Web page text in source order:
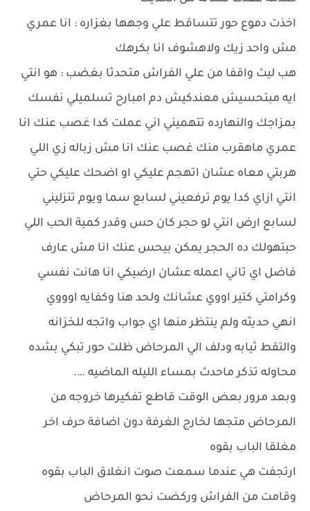
اخذت دموع حور تتساقط علي وجهها بغزاره : انا عمري
مش واحد زيك ولاهشوف انا بكرهك
هب ليث واقفا من علي الفراش متحدثا بغضب : هو انتي
ايه مبتحسيش معندكيش دم امبارح تسلميلي نفسك
بمزاجك والنهارده تتهميني اني عملت كدا غصب عنك انا
عمري ماهقرب منك غصب عنك انا مش زباله زي اللي
هربتي معاه عشان اتهجم عليكي او اضحك عليكي حتي
انتي ازاي كدا يوم ترفعيني لسابع سما ويوم تنزليني
لسابع ارض انتي لو حجر كان حس وقدر كمية الحب اللي
حبتهولك ده الحجر يمكن بيحس عنك انا مش عارف
فاضل اي تاني اعمله عشان ارضيكي انا هانت نفسي
وكرامتي كتير اووي عشانك ولحد هنا وكفايه اوووي
انهي حديثه ولم ينتظر منها اي جواب واتجه للخزانه
والتقط ثيابه ودلف الي المرحاض ظلت حور تبكي بشده
محاوله تذكر ماحدث بمساء الليله الماضيه ….
وبعد مرور بعض الوقت قاطع تفكيرها خروجه من
المرحاض متجها لخارج الغرفة دون اضافة حرف اخر
مغلقا الباب بقوه
ارتجفت هي عندما سمعت صوت انغلاق الباب بقوه
وقامت من الفراش وركضت نحو المرحاض